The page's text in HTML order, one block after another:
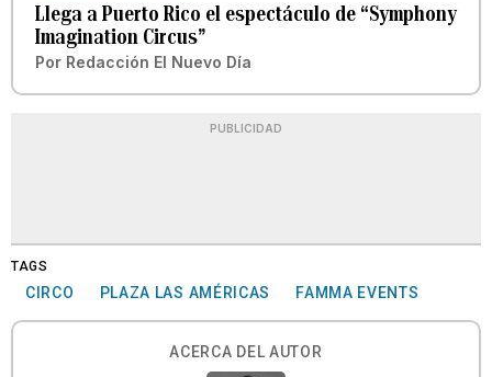
Llega a Puerto Rico el espectáculo de “Symphony
Imagination Circus”
Por Redacción El Nuevo Día
PUBLICIDAD
TAGS
CIRCO PLAZA LAS AMÉRICAS FAMMA EVENTS
ACERCA DEL AUTOR